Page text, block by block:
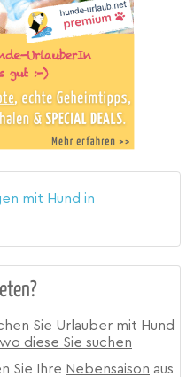
mit Hund in
Sie Urlauber mit Hund
wo diese Sie suchen
Sie Ihre Nebensaison aus